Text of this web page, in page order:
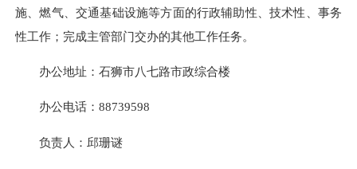
施、燃气、交通基础设施等方面的行政辅助性、技术性、事务
性工作；完成主管部门交办的其他工作任务。
办公地址： 石狮市八七路市政综合楼
办公电话： 88739598
负责人：邱珊谜